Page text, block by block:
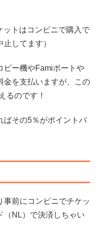
ットはコンビニで購入で
してます）
ピー機やFamiポートや
金を支払いますが、この
るのです！
ばその5％がポイントバ
事前にコンビニでチケッ
（NL）で決済しちゃい